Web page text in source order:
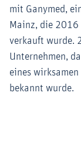
mit Ganymed,
Mainz, die 2016
verkauft wurde.
Unternehmen,
eines
bekannt wurde.